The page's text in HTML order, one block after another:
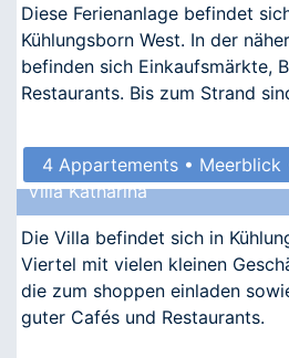
Diese Ferienanlage befindet
Kühlungsborn West. In der
befinden sich Einkaufsmärkte,
Restaurants. Bis zum Strand
4 Appartements • Meerblick
Villa Katharina
Die Villa befindet sich in
Viertel mit vielen kleinen
die zum shoppen einladen
guter Cafés und Restaurants.